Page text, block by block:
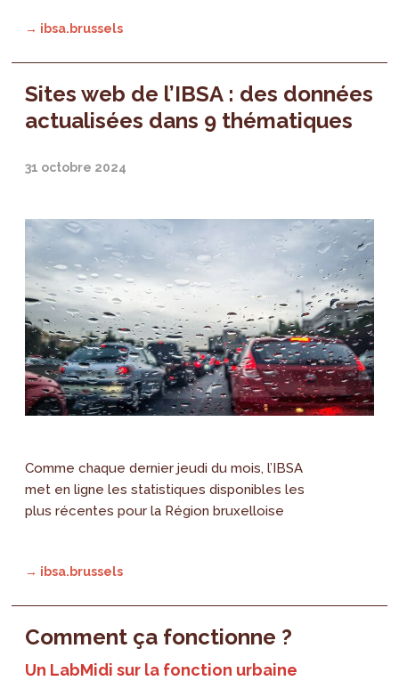
→ ibsa.brussels
Sites web de l’IBSA : des données
actualisées dans 9 thématiques
31 octobre 2024
Comme chaque dernier jeudi du mois, l’IBSA
met en ligne les statistiques disponibles les
plus récentes pour la Région bruxelloise
→ ibsa.brussels
Comment ça fonctionne ?
Un LabMidi sur la fonction urbaine